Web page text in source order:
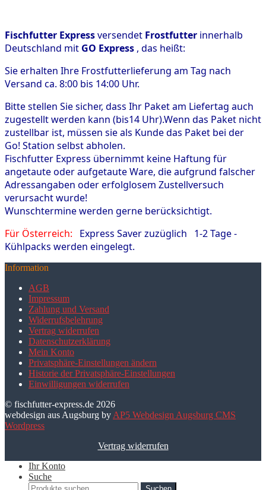
Fischfutter Expressversendet Frostfutter innerhalb
Deutschland mit GO Express , das heißt:
Sie erhalten Ihre Frostfutterlieferung am Tag nach
Versand ca. 8:00 bis 14:00 Uhr.
Bitte stellen Sie sicher, dass Ihr Paket am Liefertag auch
zugestellt werden kann (bis14 Uhr).Wenn das Paket nicht
zustellbar ist, müssen sie als Kunde das Paket bei der
Go! Station selbst abholen.
Fischfutter Express übernimmt keine Haftung für
angetaute oder aufgetaute Ware, die aufgrund falscher
Adressangaben oder erfolglosem Zustellversuch
verursacht wurde!
Wunschtermine werden gerne berücksichtigt.
Für Österreich: Express Saver zuzüglich 1-2 Tage -
Kühlpacks werden eingelegt.
Information
AGB
Impressum
Zahlung und Versand
Widerrufsbelehrung
Vertrag widerrufen
Datenschutzerklärung
Mein Konto
Privatsphäre-Einstellungen ändern
Historie der Privatsphäre-Einstellungen
Einwilligungen widerrufen
© fischfutter-express.de 2026
webdesign aus Augsburg by AP5 Webdesign Augsburg CMS
Wordpress
Vertrag widerrufen
Ihr Konto
Suche
Suchen